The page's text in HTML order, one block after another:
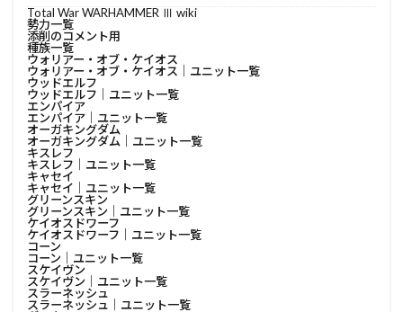
Total War WARHAMMER Ⅲ wiki
勢力一覧
添削のコメント用
種族一覧
ウォリアー・オブ・ケイオス
ウォリアー・オブ・ケイオス│ユニット一覧
ウッドエルフ
ウッドエルフ│ユニット一覧
エンパイア
エンパイア│ユニット一覧
オーガキングダム
オーガキングダム│ユニット一覧
キスレフ
キスレフ│ユニット一覧
キャセイ
キャセイ│ユニット一覧
グリーンスキン
グリーンスキン│ユニット一覧
ケイオスドワーフ
ケイオスドワーフ│ユニット一覧
コーン
コーン│ユニット一覧
スケイヴン
スケイヴン│ユニット一覧
スラーネッシュ
スラーネッシュ│ユニット一覧